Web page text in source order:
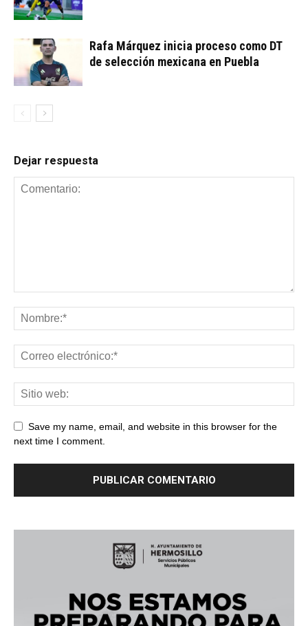
Rafa Márquez inicia proceso como DT
de selección mexicana en Puebla
Dejar respuesta
Save my name, email, and website in this browser for the
next time I comment.